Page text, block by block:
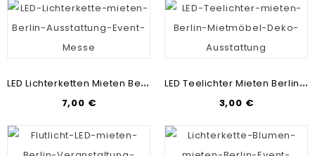
L
ED Lichterketten Mieten Berlin | Deko-Lichter-Vermietung | Messebau & Mietmöbel
7,00 €
L
ED Teelichter Mieten Berlin | Teelicht-Verleih Chaarlottenburg | Messebau & Mietmöbel
3,00 €